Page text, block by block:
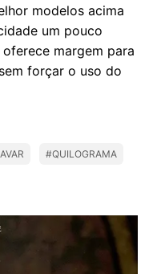
modelos acima
um pouco
margem para
forçar o uso do
#QUILOGRAMA